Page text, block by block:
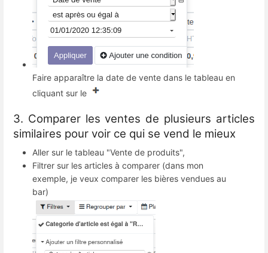
Faire apparaître la date de vente dans le tableau en
cliquant sur le
3. Comparer les ventes de plusieurs articles
similaires pour voir ce qui se vend le mieux
Aller sur le tableau "Vente de produits",
Filtrer sur les articles à comparer (dans mon
exemple, je veux comparer les bières vendues au
bar)